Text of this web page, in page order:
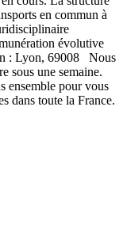
en commun à
évolutive
: Lyon, 69008 Nous
sous une semaine.
ensemble pour vous
dans toute la France.